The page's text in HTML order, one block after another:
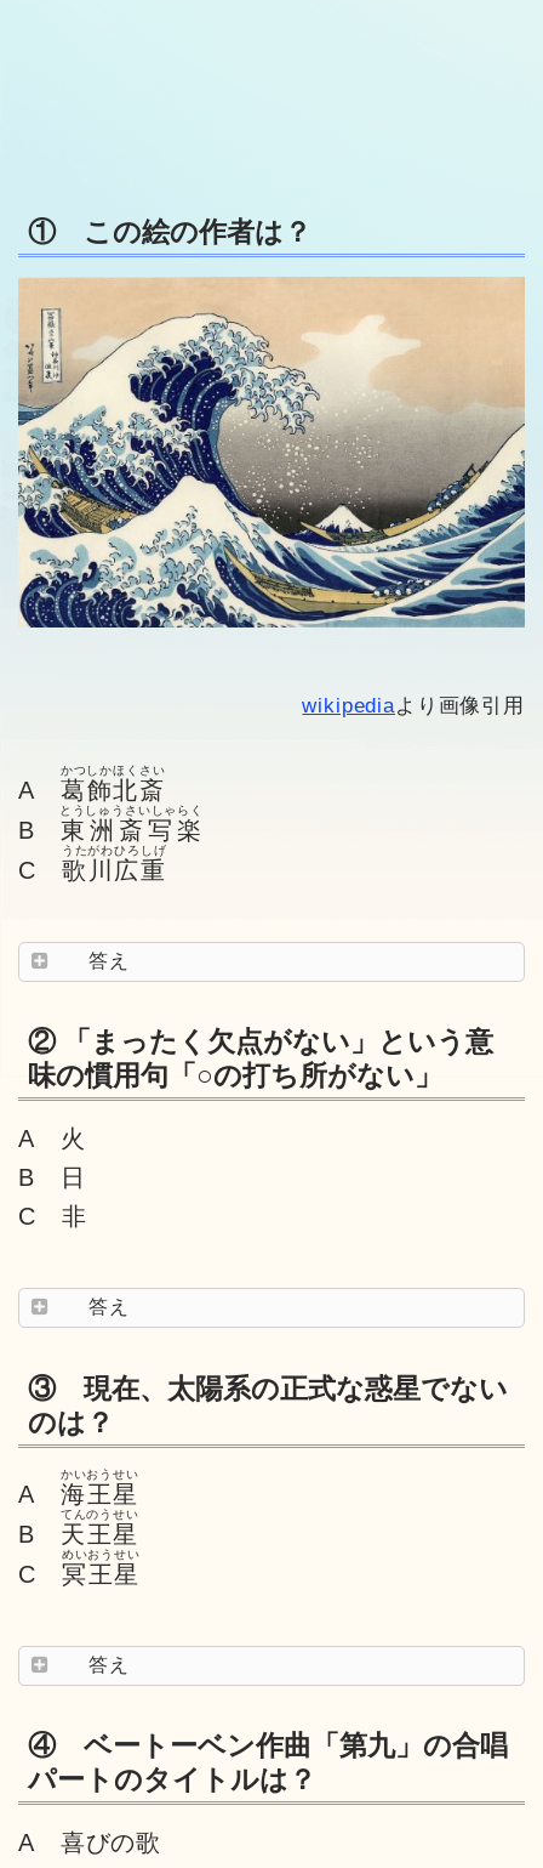
① この絵の作者は？
wikipediaより画像引用
A 葛飾北斎
かつしかほくさい
B 東洲斎写楽
とうしゅうさいしゃらく
C 歌川広重
うたがわひろしげ
答え
② 「まったく欠点がない」という意
味の慣用句「○の打ち所がない」
A 火
B 日
C 非
答え
③ 現在、太陽系の正式な惑星でない
のは？
A 海王星
かいおうせい
B 天王星
てんのうせい
C 冥王星
めいおうせい
答え
④ ベートーベン作曲「第九」の合唱
パートのタイトルは？
A 喜びの歌